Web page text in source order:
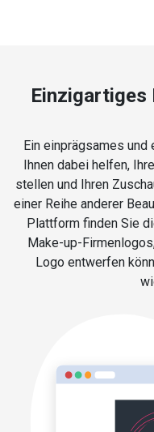
Einzigartiges
Ein einprägsames
Ihnen dabei helfen,
stellen und Ihren
einer Reihe anderer
Plattform finden Sie
Make-up-
Logo entwerfen